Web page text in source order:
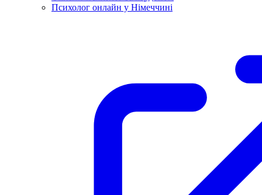
Психолог онлайн у Німеччині